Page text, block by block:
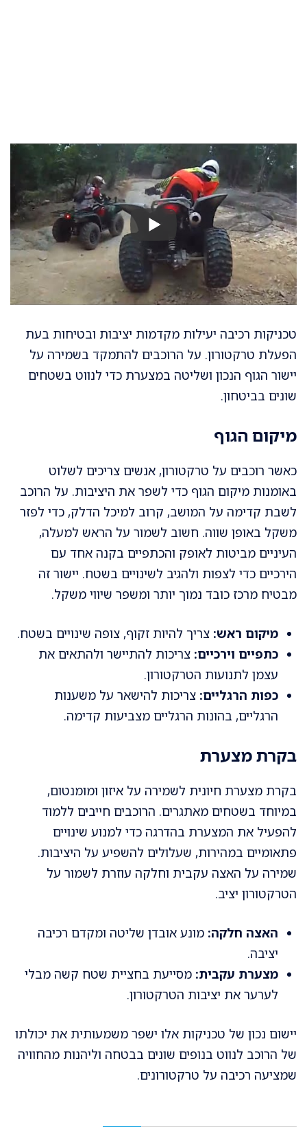
טכניקות רכיבה יעילות מקדמות יציבות ובטיחות בעת
הפעלת טרקטורון. על הרוכבים להתמקד בשמירה על
יישור הגוף הנכון ושליטה במצערת כדי לנווט בשטחים
שונים בביטחון.
מיקום הגוף
כאשר רוכבים על טרקטורון, אנשים צריכים לשלוט
באומנות מיקום הגוף כדי לשפר את היציבות. על הרוכב
לשבת קדימה על המושב, קרוב למיכל הדלק, כדי לפזר
משקל באופן שווה. חשוב לשמור על הראש למעלה,
העיניים מביטות לאופק והכתפיים בקנה אחד עם
הירכיים כדי לצפות ולהגיב לשינויים בשטח. יישור זה
מבטיח מרכז כובד נמוך יותר ומשפר שיווי משקל.
מיקום ראש: צריך להיות זקוף, צופה שינויים בשטח.
כתפיים וירכיים: צריכות להתיישר ולהתאים את
עצמן לתנועות הטרקטורון.
כפות הרגליים: צריכות להישאר על משענות
הרגליים, בהונות הרגליים מצביעות קדימה.
בקרת מצערת
בקרת מצערת חיונית לשמירה על איזון ומומנטום,
במיוחד בשטחים מאתגרים. הרוכבים חייבים ללמוד
להפעיל את המצערת בהדרגה כדי למנוע שינויים
פתאומיים במהירות, שעלולים להשפיע על היציבות.
שמירה על האצה עקבית וחלקה עוזרת לשמור על
הטרקטורון יציב.
האצה חלקה: מונע אובדן שליטה ומקדם רכיבה
יציבה.
מצערת עקבית: מסייעת בחציית שטח קשה מבלי
לערער את יציבות הטרקטורון.
יישום נכון של טכניקות אלו ישפר משמעותית את יכולתו
של הרוכב לנווט בנופים שונים בבטחה וליהנות מהחוויה
שמציעה רכיבה על טרקטורונים.